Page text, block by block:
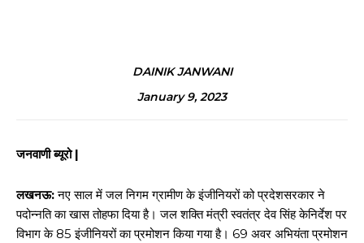
DAINIK JANWANI
January 9, 2023
जनवाणी ब्यूरो |
लखनऊ:नए साल में जल निगम ग्रामीण के इंजीनियरों को प्रदेशसरकार ने
पदोन्नति का खास तोहफा दिया है। जल शक्ति मंत्री स्वतंत्र देव सिंह केनिर्देश पर
विभाग के 85 इंजीनियरों का प्रमोशन किया गया है। 69 अवर अभियंता प्रमोशन